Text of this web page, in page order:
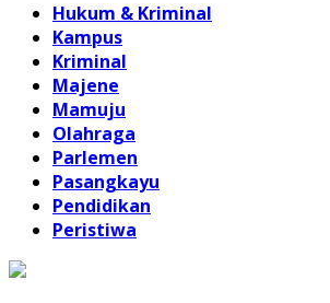
Hukum & Kriminal
Kampus
Kriminal
Majene
Mamuju
Olahraga
Parlemen
Pasangkayu
Pendidikan
Peristiwa